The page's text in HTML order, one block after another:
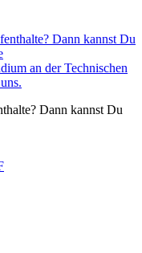
Dann kannst Du